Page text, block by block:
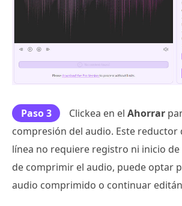
Paso 3 Clickea en el Ahorrar
compresión del audio. Este reductor
línea no requiere registro ni inicio de
de comprimir el audio, puede optar
audio comprimido o continuar